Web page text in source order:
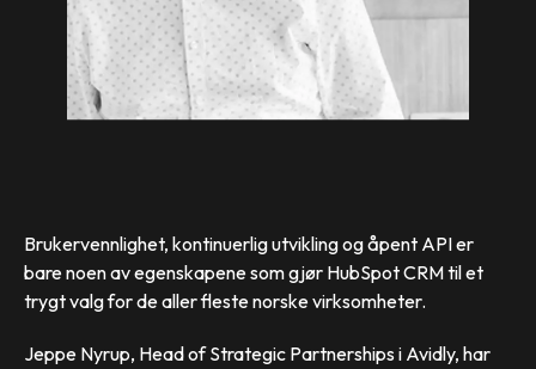
Brukervennlighet, kontinuerlig utvikling og åpent API er
bare noen av egenskapene som gjør HubSpot CRM til et
trygt valg for de aller fleste norske virksomheter.
Jeppe Nyrup, Head of Strategic Partnerships i Avidly, har